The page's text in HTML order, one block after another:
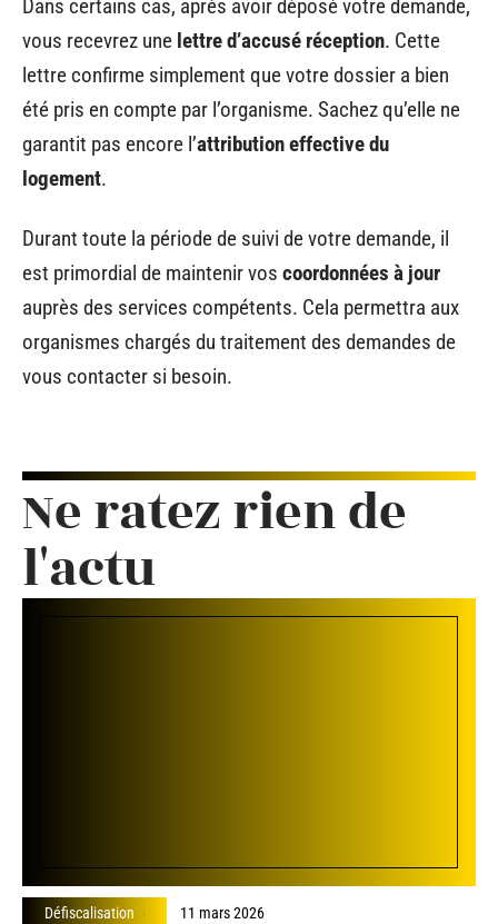
Dans certains cas, après avoir déposé votre demande,
vous recevrez une lettre d’accusé réception. Cette
lettre confirme simplement que votre dossier a bien
été pris en compte par l’organisme. Sachez qu’elle ne
garantit pas encore l’attribution effective du
logement.
Durant toute la période de suivi de votre demande, il
est primordial de maintenir vos coordonnées à jour
auprès des services compétents. Cela permettra aux
organismes chargés du traitement des demandes de
vous contacter si besoin.
Ne ratez rien de
l'actu
Défiscalisation 11 mars 2026